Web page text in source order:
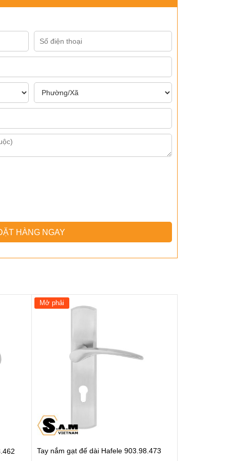
HÀNG NGAY
Mở phải
Tay nắm gạt đế dài Hafele 903.98.473